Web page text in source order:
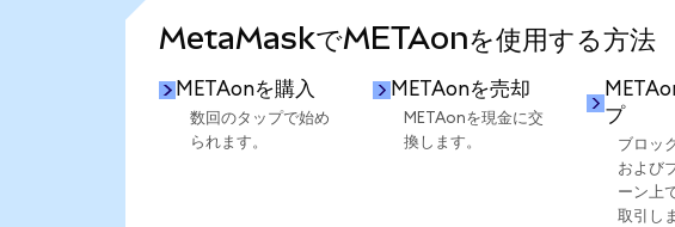
MetaMaskでMETAonを使用する方法
METAonを購入
数回のタップで始め
られます。
METAonを売却
METAonを現金に交
換します。
プ
ブロッ
および
ーン上
取引し